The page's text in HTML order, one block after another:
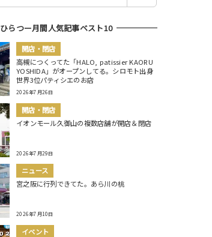
ひらつー月間人気記事ベスト10
開店・閉店
高槻につくってた「HALO, patissier KAORU
YOSHIDA」がオープンしてる。シロモト出身
世界3位パティシエのお店
2026年7月26日
開店・閉店
イオンモール久御山の複数店舗が開店＆閉店
2026年7月29日
ニュース
宮之阪に行列できてた。あら川の桃
2026年7月10日
イベント